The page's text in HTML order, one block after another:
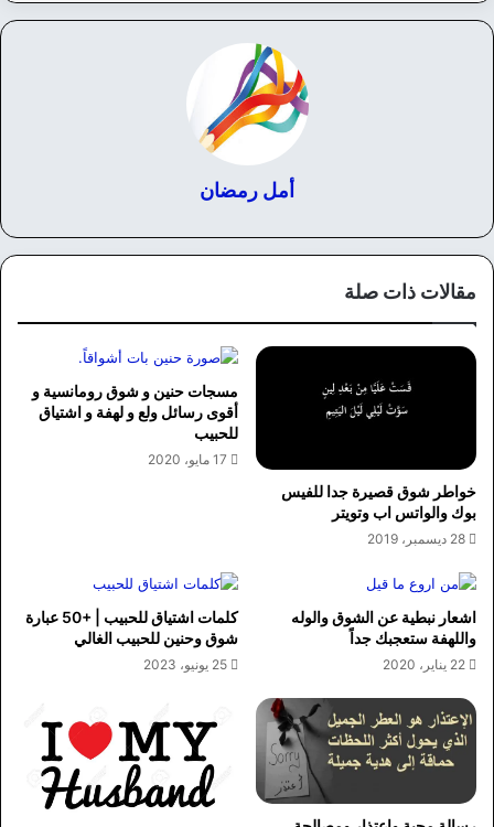
أمل رمضان
مقالات ذات صلة
خواطر شوق قصيرة جدا للفيس
بوك والواتس اب وتويتر
28 ديسمبر، 2019
مسجات حنين و شوق رومانسية و
أقوى رسائل ولع و لهفة و اشتياق
للحبيب
17 مايو، 2020
اشعار نبطية عن الشوق والوله
واللهفة ستعجبك جداً
22 يناير، 2020
كلمات اشتياق للحبيب | +50 عبارة
شوق وحنين للحبيب الغالي
25 يونيو، 2023